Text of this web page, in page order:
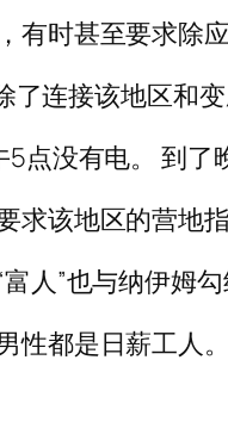
有时甚至要求除
了连接该地区和变
点没有电。 到了
求该地区的营地
人”也与纳伊姆
性都是日薪工人